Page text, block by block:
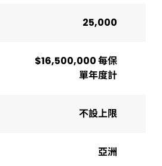
25,000
$16,500,000 每保
單年度計
不設上限
亞洲